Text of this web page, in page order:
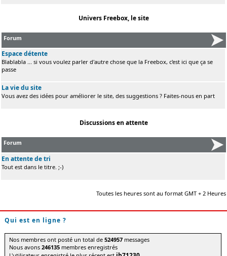
Univers Freebox, le site
Forum
Espace détente
Blablabla ... si vous voulez parler d'autre chose que la Freebox, c'est ici que ça se
passe
La vie du site
Vous avez des idées pour améliorer le site, des suggestions ? Faites-nous en part
Discussions en attente
Forum
En attente de tri
Tout est dans le titre. ;-)
Toutes les heures sont au format GMT + 2 Heures
Qui est en ligne ?
Nos membres ont posté un total de524957 messages
Nous avons246135 membres enregistrés